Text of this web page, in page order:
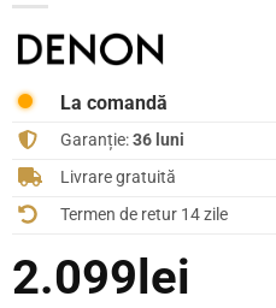
La comandă
Garanție:36 luni
Livrare gratuită
Termen de retur 14 zile
2.099 lei